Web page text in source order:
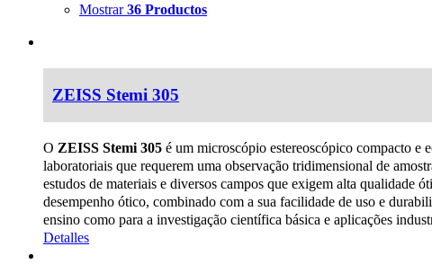
Mostrar36 Productos
ZEISS Stemi 305
O ZEISS Stemi 305 é um microscópio estereoscópico compacto e
laboratoriais que requerem uma observação tridimensional de
estudos de materiais e diversos campos que exigem alta qualidade
desempenho ótico, combinado com a sua facilidade de uso e
ensino como para a investigação científica básica e aplicações
Detalles